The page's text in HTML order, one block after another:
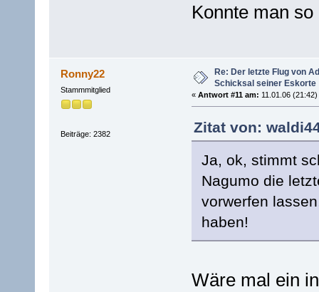
Konnte man
Ronny22
Stammmitglied
Beiträge: 2382
Re: Der letzte Flug von
Schicksal seiner Eskorte
« Antwort #11 am: 11.01.06 (21:42)
Zitat von:
Ja, ok, stimmt
Nagumo die
vorwerfen
haben!
Wäre mal ein